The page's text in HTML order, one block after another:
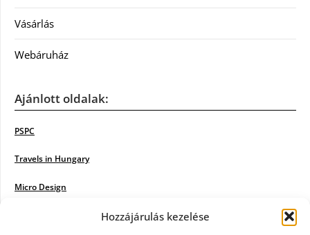
Hozzájárulás kezelése
Vásárlás
Webáruház
Ajánlott oldalak:
PSPC
Travels in Hungary
Micro Design